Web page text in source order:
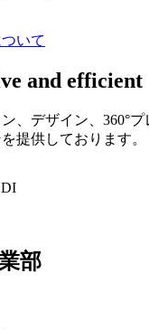
いて
and efficient
、デザイン、360°プ
提供しております。
部